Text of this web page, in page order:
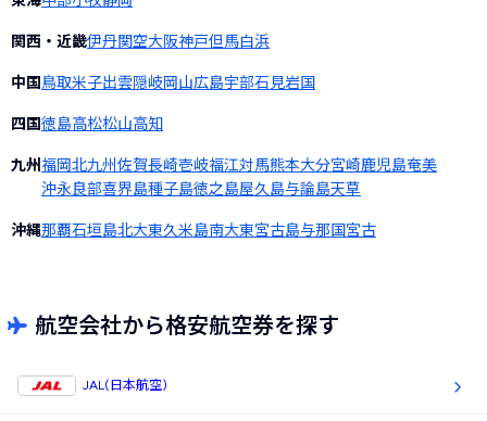
関西・近畿伊丹関空大阪神戸但馬白浜
中国鳥取米子出雲隠岐岡山広島宇部石見岩国
四国徳島高松松山高知
九州福岡北九州佐賀長崎壱岐福江対馬熊本大分宮崎鹿児島奄美
沖永良部喜界島種子島徳之島屋久島与論島天草
沖縄那覇石垣島北大東久米島南大東宮古島与那国宮古
航空会社から格安航空券を探す
JAL(日本航空)